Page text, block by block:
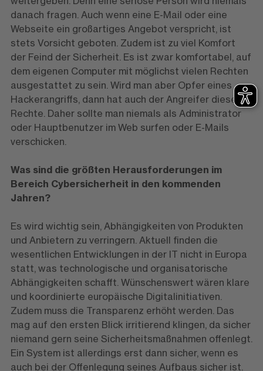
danach fragen. Auch wenn eine E-Mail oder eine
Webseite ein großartiges Angebot verspricht, ist
stets Vorsicht geboten. Zudem ist zu viel Komfort
der Feind der Sicherheit. Es ist zwar komfortabel, auf
dem eigenen Computer mit möglichst vielen Rechten
ausgestattet zu sein. Wird man aber Opfer eines
Hackerangriffs, dann hat auch der Angreifer diese
Rechte. Daher sollte man niemals als Administrator
oder Hauptbenutzer im Web surfen oder E-Mails
verschicken.
Was sind die größten Herausforderungen im
Bereich Cybersicherheit in den kommenden
Jahren?
Es wird wichtig sein, Abhängigkeiten von Produkten
und Anbietern zu verringern. Aktuell finden die
wesentlichen Entwicklungen in der IT nicht in Europa
statt, was technologische und organisatorische
Abhängigkeiten schafft. Wünschenswert wären klare
und koordinierte europäische Digitalinitiativen.
Zudem muss die Transparenz erhöht werden. Das
mag auf den ersten Blick irritierend klingen, da sicher
niemand gern seine Sicherheitsmaßnahmen offenlegt.
Ein System ist allerdings erst dann sicher, wenn es
auch bei der Offenlegung seines Aufbaus sicher ist.